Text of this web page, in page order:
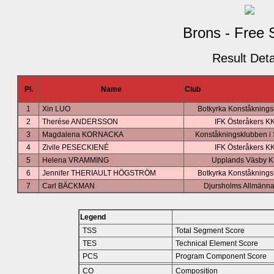
Brons - Free
Result
Pl. Name Club
1 Xin LUO
Botkyrka
2
Therése ANDERSSON
IFK Österåkers
3
Magdalena KORNACKA
Konståkningsklubben i
4
Zivile PESECKIENÉ
IFK Österåkers
5
Helena VRAMMING
Upplands Väsby
6
Jennifer THERIAULT HÖGSTRÖM
Botkyrka
7
Carl BÄCKMAN Djursholms
Legend
TSS
Total Segment Score
TES
Technical Element Score
PCS
Program Component Score
CO
Composition